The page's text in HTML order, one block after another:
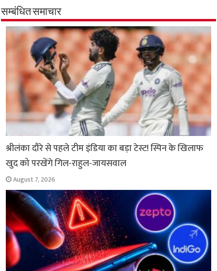
b
o
o
s
A
p
p
t
e
r
r
a
m
i
n
k
सम्बंधित समाचार
श्रीलंका दौरे से पहले टीम इंडिया का बड़ा टेस्ट! स्पिन के खिलाफ
खुद को परखेंगे गिल-राहुल-जायसवाल
August 7, 2026